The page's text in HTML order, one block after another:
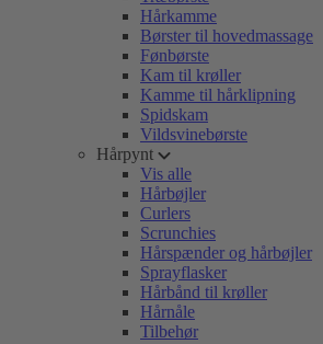
Hårkamme
Børster til hovedmassage
Fønbørste
Kam til krøller
Kamme til hårklipning
Spidskam
Vildsvinebørste
Hårpynt
Vis alle
Hårbøjler
Curlers
Scrunchies
Hårspænder og hårbøjler
Sprayflasker
Hårbånd til krøller
Hårnåle
Tilbehør